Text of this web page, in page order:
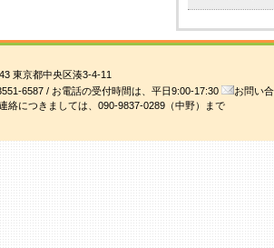
東京都中央区湊3-4-11
6587 / お電話の受付時間は、平日9:00-17:30
お問い
絡につきましては、090-9837-0289（中野）まで